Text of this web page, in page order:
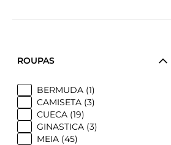
ROUPAS
BERMUDA (1)
CAMISETA (3)
CUECA (19)
GINASTICA (3)
MEIA (45)